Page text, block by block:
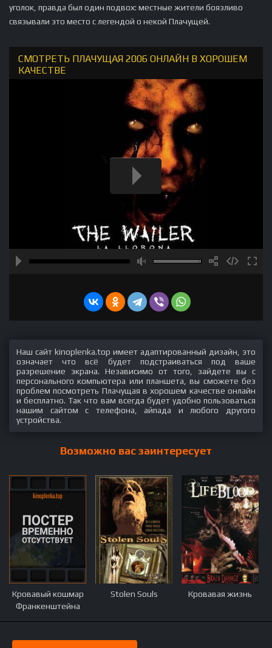
уголок, правда был один подвох: местные жители боязливо
связывали это место с легендой о некой Плачущей.
СМОТРЕТЬ ПЛАЧУЩАЯ 2006 ОНЛАЙН В ХОРОШЕМ
КАЧЕСТВЕ
Наш сайт kinoplenka.top имеет адаптированный дизайн, это
означает что всё будет подстраиваться под ваше
разрешение экрана. Независимо от того, зайдете вы с
персонального компьютера или планшета, вы сможете без
проблем посмотреть Плачущая в хорошем качестве онлайн
и бесплатно. Так что вам всегда будет удобно пользоваться
нашим сайтом с телефона, айпада и любого другого
устройства.
Возможно вас заинтересует
Кровавый кошмар
Франкенштейна
Stolen Souls Кровавая жизнь